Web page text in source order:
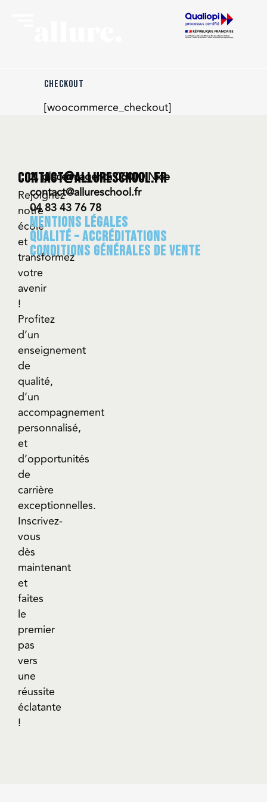
CHECKOUT
[woocommerce_checkout]
contact@allureschool.fr
Rejoignez
notre
école
et
transformez
votre
avenir
!
Profitez
d’un
enseignement
de
qualité,
d’un
accompagnement
personnalisé,
et
d’opportunités
de
carrière
exceptionnelles.
Inscrivez-
vous
dès
maintenant
et
faites
le
premier
pas
vers
une
réussite
éclatante
!
2, place magenta 06000 Nice
contact@allureschool.fr
04 83 43 76 78
Mentions légales
QUALITÉ – ACCRÉDITATIONS
CONDITIONS GÉNÉRALES DE VENTE